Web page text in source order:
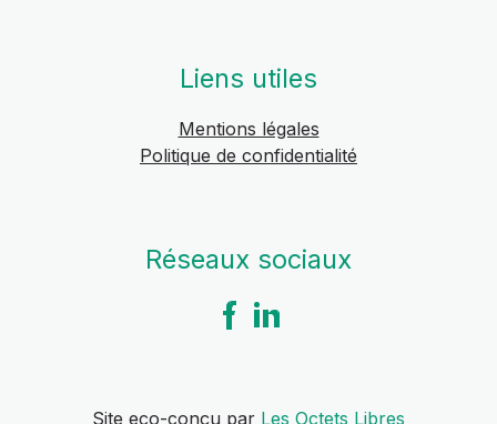
Liens utiles
Mentions légales
Politique de confidentialité
Réseaux sociaux
Site eco-conçu par Les Octets Libres